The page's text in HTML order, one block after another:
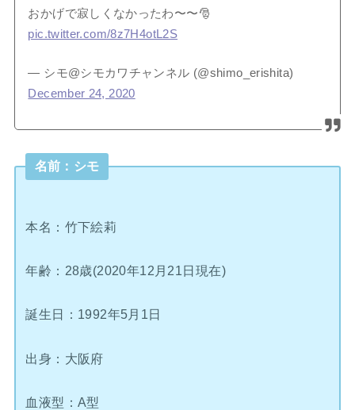
おかげで寂しくなかったわ〜〜🎅
pic.twitter.com/8z7H4otL2S
— シモ@シモカワチャンネル (@shimo_erishita)
December 24, 2020
名前：シモ
本名：竹下絵莉
年齢：28歳(2020年12月21日現在)
誕生日：1992年5月1日
出身：大阪府
血液型：A型